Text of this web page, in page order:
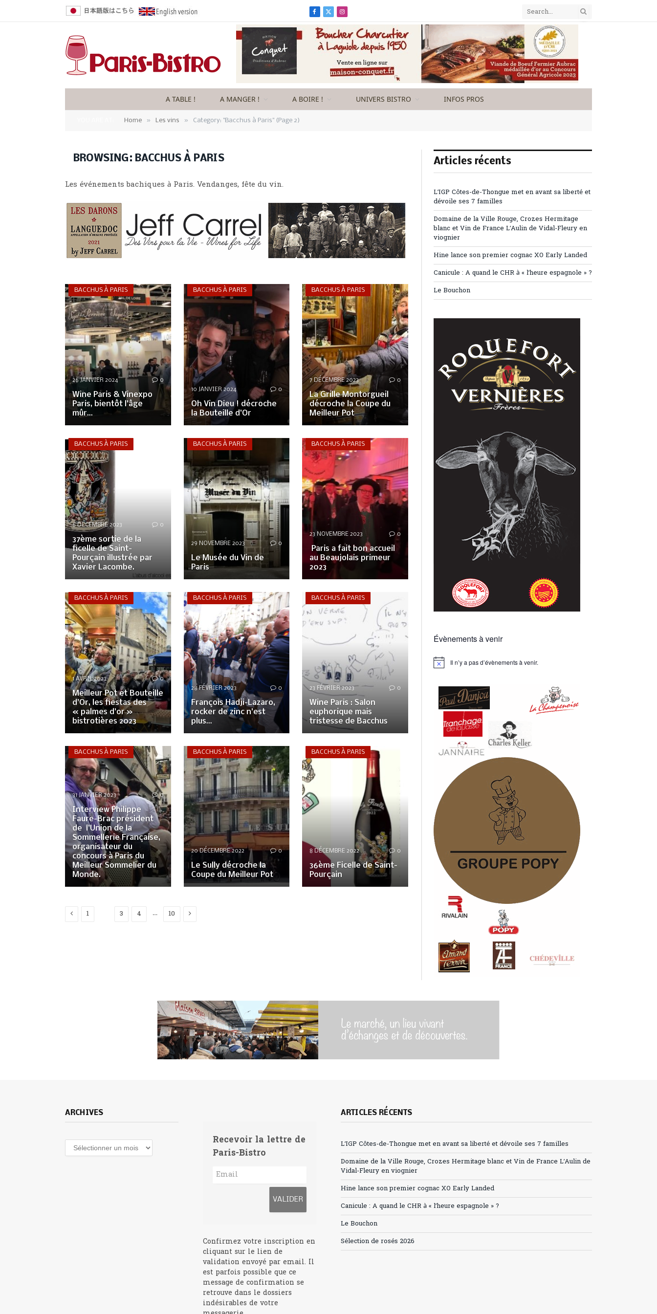
Facebook
X
(Twitter)
Instagram
A TABLE ! A MANGER ! A BOIRE ! UNIVERS BISTRO INFOS PROS
Home » Les vins » Category: "Bacchus à Paris" (Page 2)
BROWSING: BACCHUS À PARIS
Les événements bachiques à Paris. Vendanges, fête du vin.
BACCHUS À PARIS
26 JANVIER 2024 0
Wine Paris & Vinexpo
Paris, bientôt l’âge
mûr…
BACCHUS À PARIS
10 JANVIER 2024 0
Oh Vin Dieu ! décroche
la Bouteille d’Or
BACCHUS À PARIS
7 DÉCEMBRE 2023 0
La Grille Montorgueil
décroche la Coupe du
Meilleur Pot
BACCHUS À PARIS
6 DÉCEMBRE 2023 0
37ème sortie de la
ficelle de Saint-
Pourçain illustrée par
Xavier Lacombe.
BACCHUS À PARIS
29 NOVEMBRE 2023 0
Le Musée du Vin de
Paris
BACCHUS À PARIS
23 NOVEMBRE 2023 0
Paris a fait bon accueil
au Beaujolais primeur
2023
BACCHUS À PARIS
1 AVRIL 2023 0
Meilleur Pot et Bouteille
d’Or, les fiestas des
« palmes d’or »
bistrotières 2023
BACCHUS À PARIS
28 FÉVRIER 2023 0
François Hadji-Lazaro,
rocker de zinc n’est
plus…
BACCHUS À PARIS
23 FÉVRIER 2023 0
Wine Paris : Salon
euphorique mais
tristesse de Bacchus
BACCHUS À PARIS
31 JANVIER 2023 0
Interview Philippe
Faure-Brac président
de l’Union de la
Sommellerie Française,
organisateur du
concours à Paris du
Meilleur Sommelier du
Monde.
BACCHUS À PARIS
20 DÉCEMBRE 2022 0
Le Sully décroche la
Coupe du Meilleur Pot
BACCHUS À PARIS
8 DÉCEMBRE 2022 0
36ème Ficelle de Saint-
Pourçain
Previous
1 3 4 … 10 Next
Articles récents
L’IGP Côtes-de-Thongue met en avant sa liberté et
dévoile ses 7 familles
Domaine de la Ville Rouge, Crozes Hermitage
blanc et Vin de France L’Aulin de Vidal-Fleury en
viognier
Hine lance son premier cognac XO Early Landed
Canicule : A quand le CHR à « l’heure espagnole » ?
Le Bouchon
Évènements à venir
Notice Il n’y a pas d’évènements à venir.
ARCHIVES
Archives
Recevoir la lettre de
Paris-Bistro
Confirmez votre inscription en
cliquant sur le lien de
validation envoyé par email. Il
est parfois possible que ce
message de confirmation se
retrouve dans le dossiers
indésirables de votre
ARTICLES RÉCENTS
L’IGP Côtes-de-Thongue met en avant sa liberté et dévoile ses 7 familles
Domaine de la Ville Rouge, Crozes Hermitage blanc et Vin de France L’Aulin de
Vidal-Fleury en viognier
Hine lance son premier cognac XO Early Landed
Canicule : A quand le CHR à « l’heure espagnole » ?
Le Bouchon
Sélection de rosés 2026